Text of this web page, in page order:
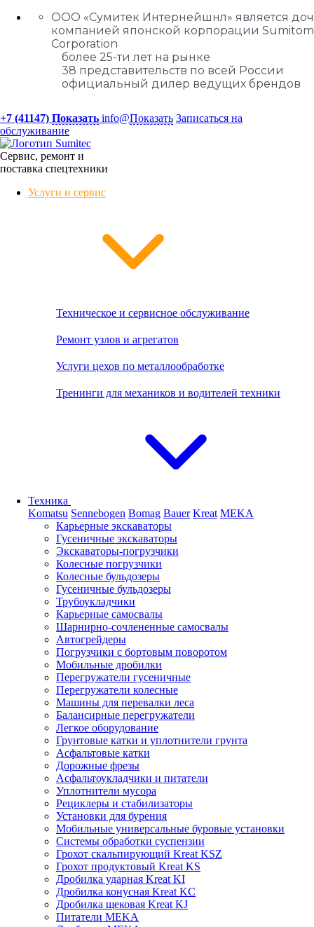
ООО «Сумитек Интернейшнл» является
компанией японской корпорации
Corporation
более 25-ти лет на рынке
38 представительств по всей России
официальный дилер ведущих брендов
+7 (41147) Показать info@Показать Записаться на
обслуживание
Сервис, ремонт и
поставка спецтехники
Услуги и сервис
Техническое и сервисное обслуживание
Ремонт узлов и агрегатов
Услуги цехов по металлообработке
Тренинги для механиков и водителей техники
Техника
Komatsu Sennebogen Bomag Bauer Kreat MEKA
Карьерные экскаваторы
Гусеничные экскаваторы
Экскаваторы-погрузчики
Колесные погрузчики
Колесные бульдозеры
Гусеничные бульдозеры
Трубоукладчики
Карьерные самосвалы
Шарнирно-сочлененные cамосвалы
Автогрейдеры
Погрузчики с бортовым поворотом
Мобильные дробилки
Перегружатели гусеничные
Перегружатели колесные
Машины для перевалки леса
Балансирные перегружатели
Легкое оборудование
Грунтовые катки и уплотнители грунта
Асфальтовые катки
Дорожные фрезы
Асфальтоукладчики и питатели
Уплотнители мусора
Рециклеры и стабилизаторы
Установки для бурения
Мобильные универсальные буровые установки
Системы обработки суспензии
Грохот скальпирующий Kreat KSZ
Грохот продуктовый Kreat KS
Дробилка ударная Kreat KI
Дробилка конусная Kreat KC
Дробилка щековая Kreat KJ
Питатели MEKA